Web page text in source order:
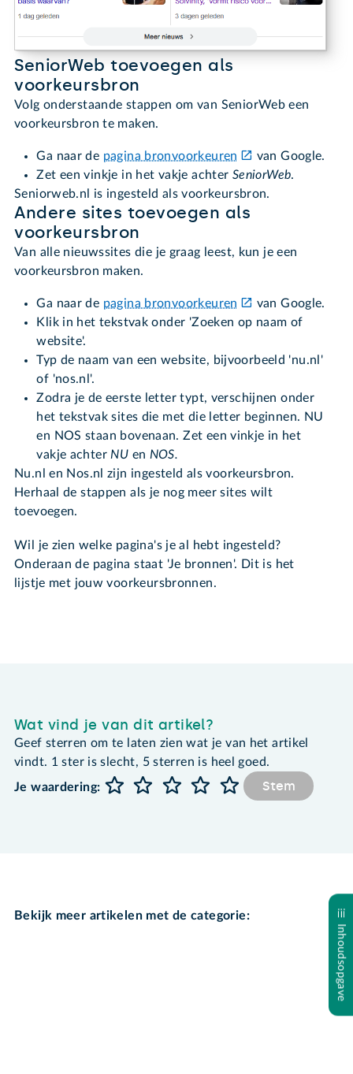
SeniorWeb toevoegen als
voorkeursbron
Volg onderstaande stappen om van SeniorWeb een
voorkeursbron te maken.
Ga naar de pagina bronvoorkeuren
van Google.
Zet een vinkje in het vakje achter SeniorWeb.
Seniorweb.nl is ingesteld als voorkeursbron.
Andere sites toevoegen als
voorkeursbron
Van alle nieuwssites die je graag leest, kun je een
voorkeursbron maken.
Ga naar de pagina bronvoorkeuren
van Google.
Klik in het tekstvak onder 'Zoeken op naam of
website'.
Typ de naam van een website, bijvoorbeeld 'nu.nl'
of 'nos.nl'.
Zodra je de eerste letter typt, verschijnen onder
het tekstvak sites die met die letter beginnen. NU
en NOS staan bovenaan. Zet een vinkje in het
vakje achterNU en NOS.
Nu.nl en Nos.nl zijn ingesteld als voorkeursbron.
Herhaal de stappen als je nog meer sites wilt
toevoegen.
Wil je zien welke pagina's je al hebt ingesteld?
Onderaan de pagina staat 'Je bronnen'. Dit is het
lijstje met jouw voorkeursbronnen.
Inhoudsopgave
Wat vind je van dit artikel?
Geef sterren om te laten zien wat je van het artikel
vindt. 1 ster is slecht, 5 sterren is heel goed.
Je waardering:
Stem
Bekijk meer artikelen met de categorie: